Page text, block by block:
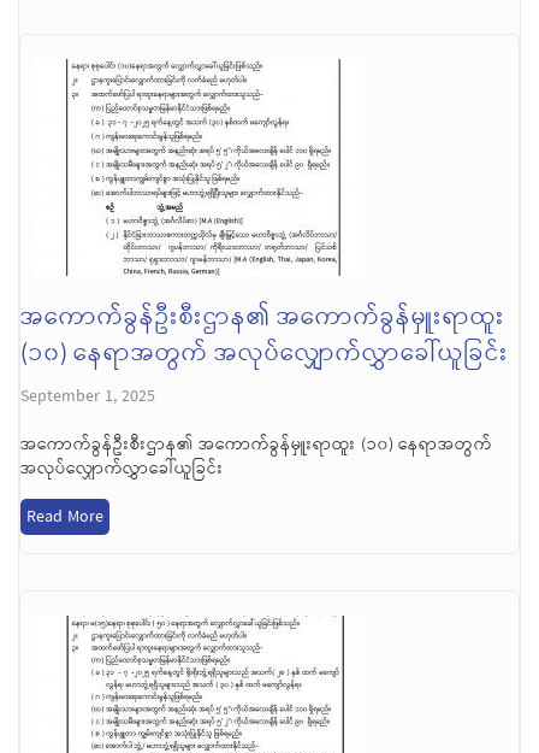
အကောက်ခွန်ဦးစီးဌာန၏ အကောက်ခွန်မှူးရာထူး
(၁၀) နေရာအတွက် အလုပ်လျှောက်လွှာခေါ်ယူခြင်း
September 1, 2025
အကောက်ခွန်ဦးစီးဌာန၏ အကောက်ခွန်မှူးရာထူး (၁၀) နေရာအတွက်
အလုပ်လျှောက်လွှာခေါ်ယူခြင်း
Read More